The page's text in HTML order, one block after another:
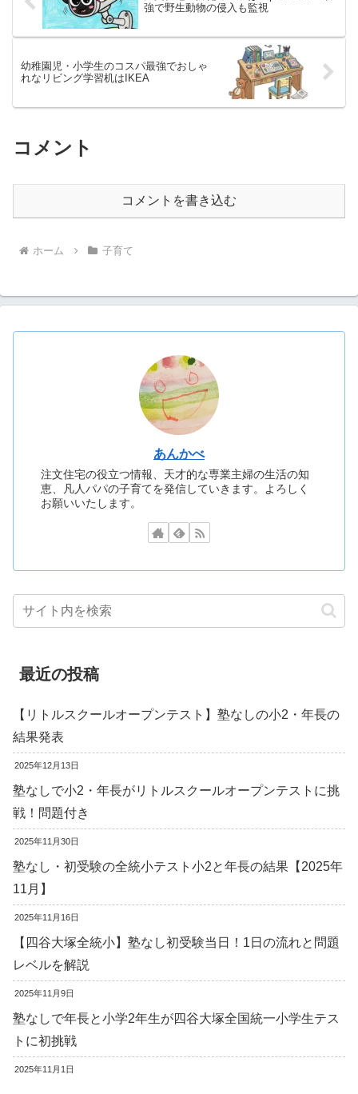
強で野生動物の侵入も監視
幼稚園児・小学生のコスパ最強でおしゃ
れなリビング学習机はIKEA
コメント
コメントを書き込む
ホーム 子育て
あんかべ
注文住宅の役立つ情報、天才的な専業主婦の生活の知
恵、凡人パパの子育てを発信していきます。よろしく
お願いいたします。
最近の投稿
【リトルスクールオープンテスト】塾なしの小2・年長の
結果発表
2025年12月13日
塾なしで小2・年長がリトルスクールオープンテストに挑
戦！問題付き
2025年11月30日
塾なし・初受験の全統小テスト小2と年長の結果【2025年
11月】
2025年11月16日
【四谷大塚全統小】塾なし初受験当日！1日の流れと問題
レベルを解説
2025年11月9日
塾なしで年長と小学2年生が四谷大塚全国統一小学生テス
トに初挑戦
2025年11月1日